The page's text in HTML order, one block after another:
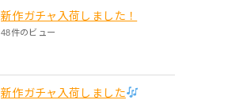
新作ガチャ入荷しました！
48件のビュー
新作ガチャ入荷しました